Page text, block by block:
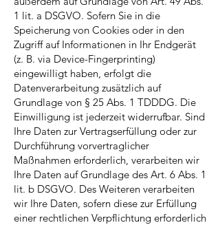
1 lit. a DSGVO. Sofern Sie in die
Speicherung von Cookies oder in den
Zugriff auf Informationen in Ihr Endgerät
(z. B. via Device-Fingerprinting)
eingewilligt haben, erfolgt die
Datenverarbeitung zusätzlich auf
Grundlage von § 25 Abs. 1 TDDDG. Die
Einwilligung ist jederzeit widerrufbar. Sind
Ihre Daten zur Vertragserfüllung oder zur
Durchführung vorvertraglicher
Maßnahmen erforderlich, verarbeiten wir
Ihre Daten auf Grundlage des Art. 6 Abs. 1
lit. b DSGVO. Des Weiteren verarbeiten
wir Ihre Daten, sofern diese zur Erfüllung
einer rechtlichen Verpflichtung erforderlich